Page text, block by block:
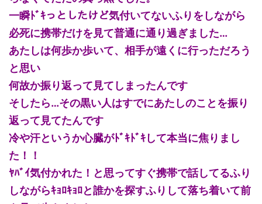
一瞬ﾄﾞｷっとしたけど気付いてないふりをしながら
必死に携帯だけを見て普通に通り過ぎました…
あたしは何歩か歩いて、相手が遠くに行っただろう
と思い
何故か振り返って見てしまったんです
そしたら…その黒い人はすでにあたしのことを振り
返って見てたんです
冷や汗というか心臓がﾄﾞｷﾄﾞｷして本当に焦りまし
た！！
ﾔﾊﾞｲ気付かれた！と思ってすぐ携帯で話してるふり
しながらｷｮﾛｷｮﾛと誰かを探すふりして落ち着いて前